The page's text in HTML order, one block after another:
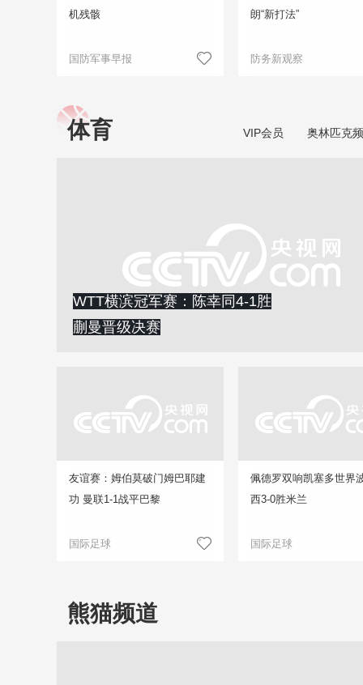
机残骸
国防军事早报
朗“新打法”
防务新观察
体育 VIP会员 奥林匹克
WTT横滨冠军赛：陈幸同4-1胜
蒯曼晋级决赛
友谊赛：姆伯莫破门姆巴耶建
功 曼联1-1战平巴黎
国际足球
佩德罗双响凯塞多世界
西3-0胜米兰
国际足球
熊猫频道